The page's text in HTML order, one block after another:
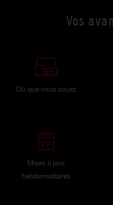
Vos
Où que vous soyez
Mises à jour
hebdomadaires